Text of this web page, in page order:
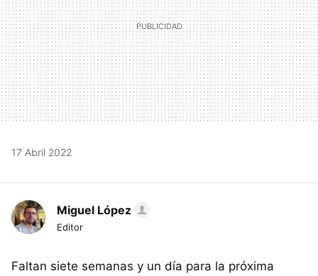
17 Abril 2022
Miguel López
Editor
Faltan siete semanas y un día para la próxima